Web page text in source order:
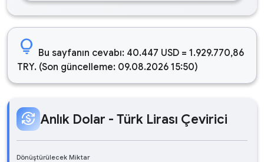
lightbulb Bu sayfanın cevabı: 40.447 USD = 1.929.770,86
TRY. (Son güncelleme: 09.08.2026 15:50)
currency_exchange Anlık Dolar - Türk Lirası Çevirici
Dönüştürülecek Miktar